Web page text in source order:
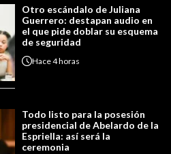
Otro escándalo de Juliana
Guerrero: destapan audio en
el que pide doblar su esquema
de seguridad
Hace4 horas
Todo listo para la posesión
presidencial de Abelardo de la
Espriella: así será la
ceremonia